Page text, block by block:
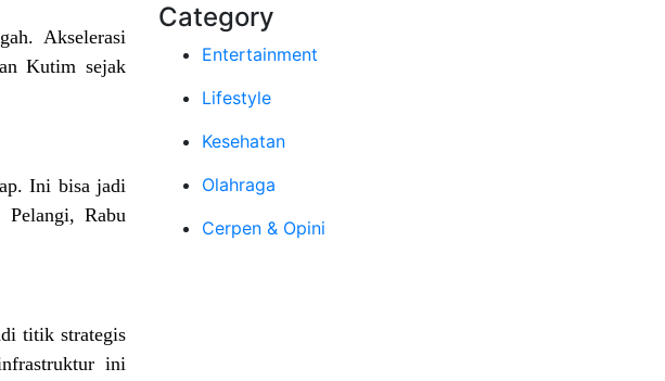
Akselerasi
Kutim sejak
Ini bisa jadi
Rabu
titik strategis
ini
Category
Entertainment
Lifestyle
Kesehatan
Olahraga
Cerpen & Opini